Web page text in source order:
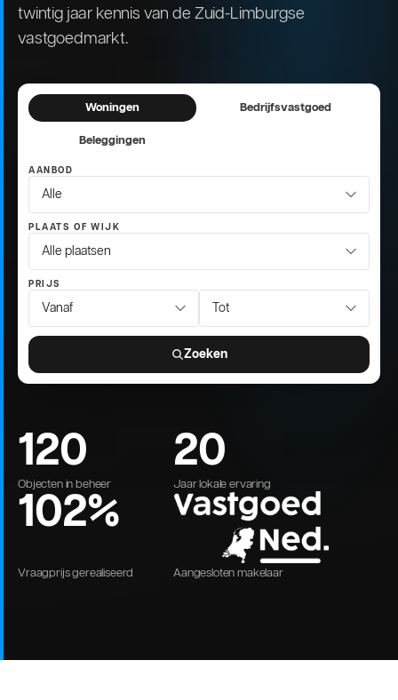
twintig jaar kennis van de Zuid-Limburgse
vastgoedmarkt.
Woningen Bedrijfsvastgoed
Beleggingen
AANBOD
PLAATS OF WIJK
PRIJS
Zoeken
120
Objecten in beheer
20
Jaar lokale ervaring
102%
Vraagprijs gerealiseerd Aangesloten makelaar